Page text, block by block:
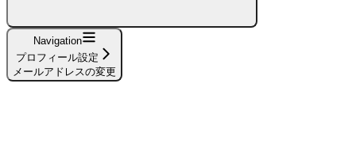
Navigation
プロフィール設定
メールアドレスの変更